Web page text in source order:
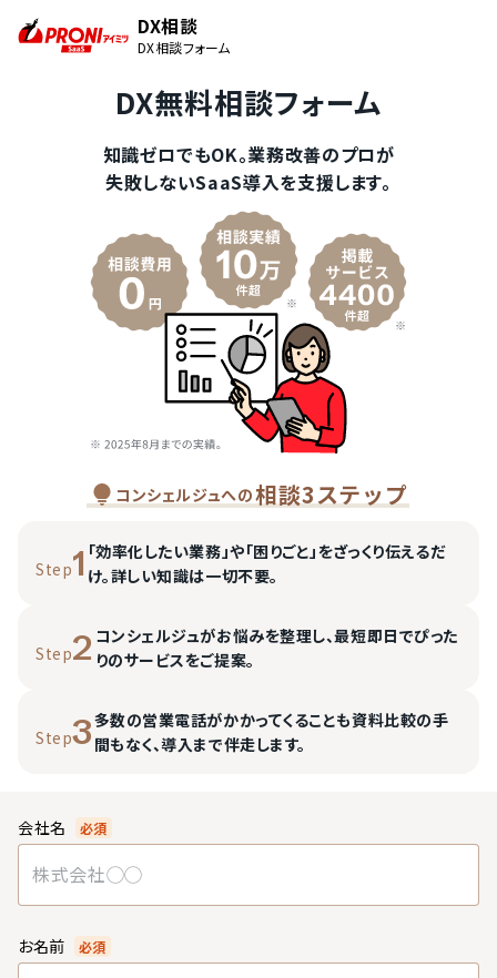
DX相談
DX相談フォーム
DX無料相談フォーム
知識ゼロでもOK。業務改善のプロが
失敗しないSaaS導入を支援します。
コンシェルジュへの相談3ステップ
Step1 「効率化したい業務」や「困りごと」をざっくり伝えるだ
け。詳しい知識は一切不要。
Step2 コンシェルジュがお悩みを整理し、最短即日でぴった
りのサービスをご提案。
Step3多数の営業電話がかかってくることも資料比較の手
間もなく、導入まで伴走します。
会社名 必須
お名前 必須